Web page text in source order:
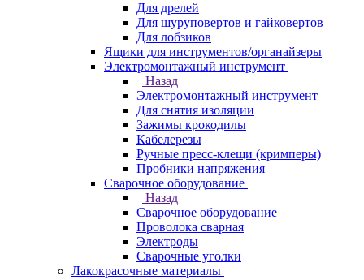
Для дрелей
Для шуруповертов и гайковертов
Для лобзиков
Ящики для инструментов/органайзеры
Электромонтажный инструмент
Назад
Электромонтажный инструмент
Для снятия изоляции
Зажимы крокодилы
Кабелерезы
Ручные пресс-клещи (кримперы)
Пробники напряжения
Сварочное оборудование
Назад
Сварочное оборудование
Проволока сварная
Электроды
Сварочные уголки
Лакокрасочные материалы